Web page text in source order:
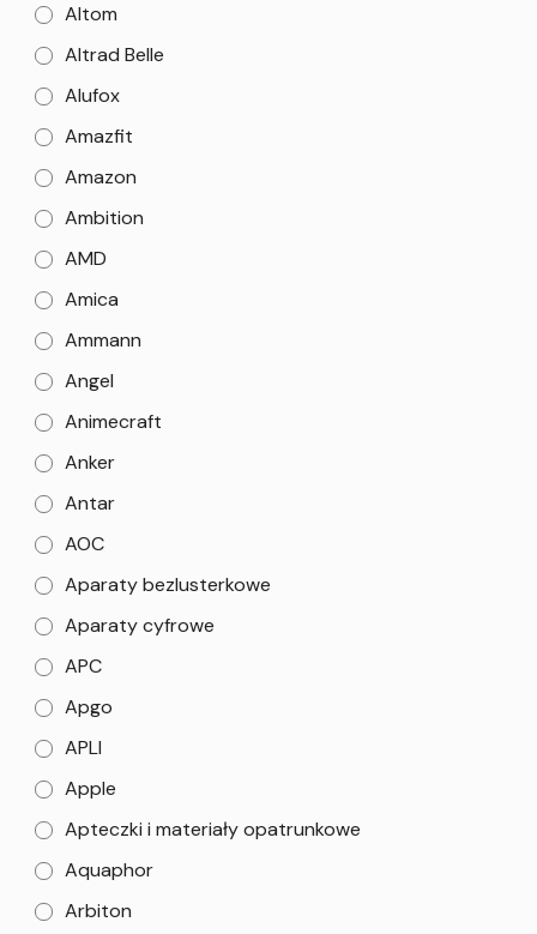
Altom
Altrad Belle
Alufox
Amazfit
Amazon
Ambition
AMD
Amica
Ammann
Angel
Animecraft
Anker
Antar
AOC
Aparaty bezlusterkowe
Aparaty cyfrowe
APC
Apgo
APLI
Apple
Apteczki i materiały opatrunkowe
Aquaphor
Arbiton